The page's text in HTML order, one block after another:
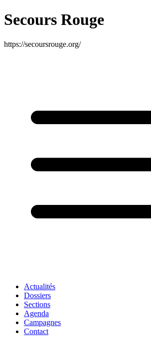
Secours Rouge
https://secoursrouge.org/
Actualités
Dossiers
Sections
Agenda
Campagnes
Contact